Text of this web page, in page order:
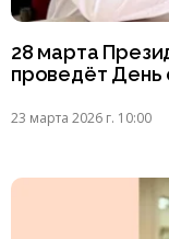
28 марта
проведёт День
23 марта 2026 г. 10:00